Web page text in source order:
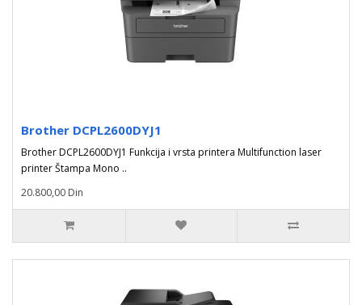
Brother DCPL2600DYJ1
Brother DCPL2600DYJ1 Funkcija i vrsta printera Multifunction laser
printer Štampa Mono ..
20.800,00 Din